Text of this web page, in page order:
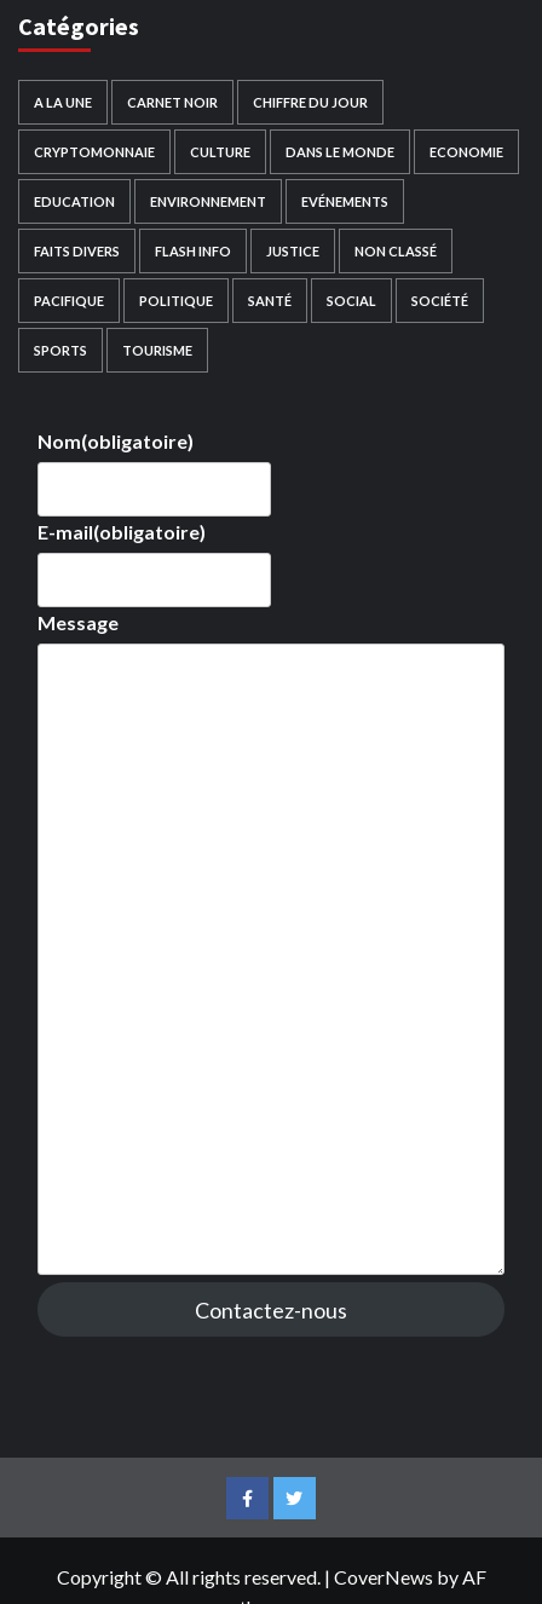
Catégories
A LA UNE CARNET NOIR CHIFFRE DU JOUR
CRYPTOMONNAIE CULTURE DANS LE MONDE ECONOMIE
EDUCATION ENVIRONNEMENT EVÉNEMENTS
FAITS DIVERS FLASH INFO JUSTICE NON CLASSÉ
PACIFIQUE POLITIQUE SANTÉ SOCIAL SOCIÉTÉ
SPORTS TOURISME
Nom(obligatoire)
E-mail(obligatoire)
Message
Contactez-nous
FacebookTwitter
Copyright © All rights reserved. | CoverNews by AF